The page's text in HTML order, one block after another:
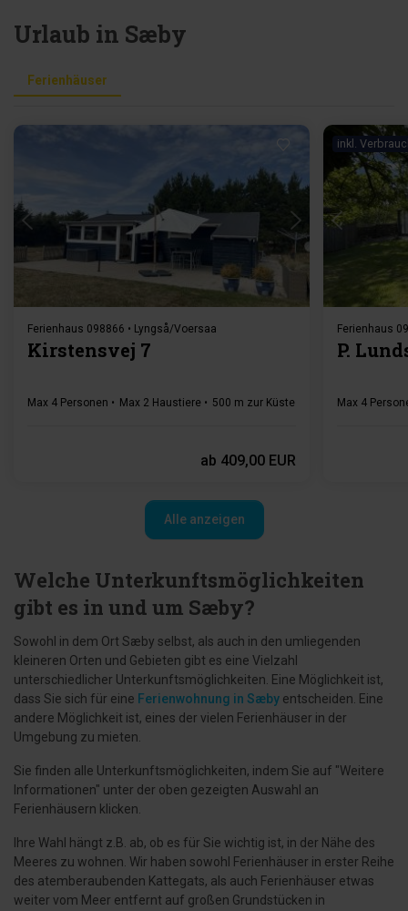
Urlaub in Sæby
Ferienhäuser
Lädt ...
Ferienhaus 098866 • Lyngså/Voersaa
Kirstensvej 7
Max 4 Personen Max 2 Haustiere 500 m zur Küste 2 Schlafzimmer
ab 409,00 EUR
inkl.
Ferienhaus
P.
Max 4
Alle anzeigen
Welche Unterkunftsmöglichkeiten
gibt es in und um Sæby?
Sowohl in dem Ort Sæby selbst, als auch in den umliegenden
kleineren Orten und Gebieten gibt es eine Vielzahl
unterschiedlicher Unterkunftsmöglichkeiten. Eine Möglichkeit ist,
dass Sie sich für eine Ferienwohnung in Sæby entscheiden. Eine
andere Möglichkeit ist, eines der vielen Ferienhäuser in der
Umgebung zu mieten.
Sie finden alle Unterkunftsmöglichkeiten, indem Sie auf "Weitere
Informationen" unter der oben gezeigten Auswahl an
Ferienhäusern klicken.
Ihre Wahl hängt z.B. ab, ob es für Sie wichtig ist, in der Nähe des
Meeres zu wohnen. Wir haben sowohl Ferienhäuser in erster Reihe
des atemberaubenden Kattegats, als auch Ferienhäuser etwas
weiter vom Meer entfernt auf großen Grundstücken in